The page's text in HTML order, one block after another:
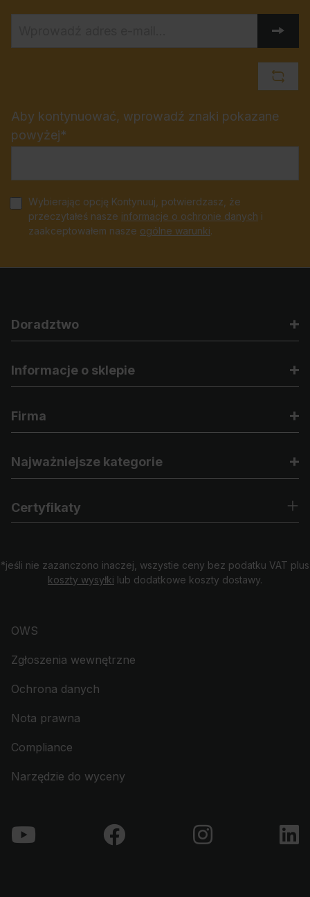
Aby kontynuować, wprowadź znaki pokazane
powyżej*
Wybierając opcję Kontynuuj, potwierdzasz, że
przeczytałeś nasze informacje o ochronie danych i
zaakceptowałem nasze ogólne warunki.
Doradztwo
Informacje o sklepie
Firma
Najważniejsze kategorie
Certyfikaty
*jeśli nie zazanczono inaczej, wszystie ceny bez podatku VAT plus
koszty wysyłki lub dodatkowe koszty dostawy.
OWS
Zgłoszenia wewnętrzne
Ochrona danych
Nota prawna
Compliance
Narzędzie do wyceny